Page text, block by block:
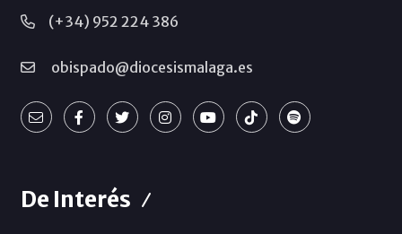
(+34) 952 224 386
obispado@diocesismalaga.es
De Interés